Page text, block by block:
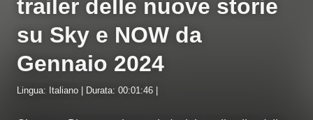
trailer delle nuove storie
su Sky e NOW da
Gennaio 2024
Lingua: Italiano | Durata: 00:01:46 |